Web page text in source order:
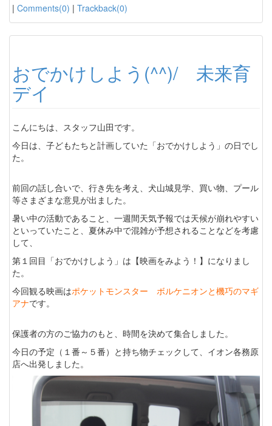
| Comments(0) | Trackback(0)
おでかけしよう(^^)/ 未来育
デイ
こんにちは、スタッフ山田です。
今日は、子どもたちと計画していた「おでかけしよう」の日でし
た。
前回の話し合いで、行き先を考え、犬山城見学、買い物、プール
等さまざまな意見が出ました。
暑い中の活動であること、一週間天気予報では天候が崩れやすい
といっていたこと、夏休み中で混雑が予想されることなどを考慮
して、
第１回目「おでかけしよう」は【映画をみよう！】になりまし
た。
今回観る映画はポケットモンスター ボルケニオンと機巧のマギ
アナです。
保護者の方のご協力のもと、時間を決めて集合しました。
今日の予定（１番～５番）と持ち物チェックして、イオン各務原
店へ出発しました。